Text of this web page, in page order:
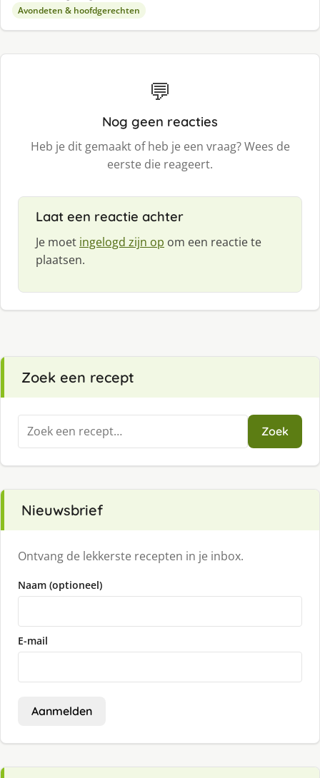
Avondeten & hoofdgerechten
💬
Nog geen reacties
Heb je dit gemaakt of heb je een vraag? Wees de
eerste die reageert.
Laat een reactie achter
Je moet ingelogd zijn op om een reactie te
plaatsen.
Zoek een recept
Zoeken
naar:
Zoek
Nieuwsbrief
Ontvang de lekkerste recepten in je inbox.
Naam (optioneel)
E-mail
Aanmelden